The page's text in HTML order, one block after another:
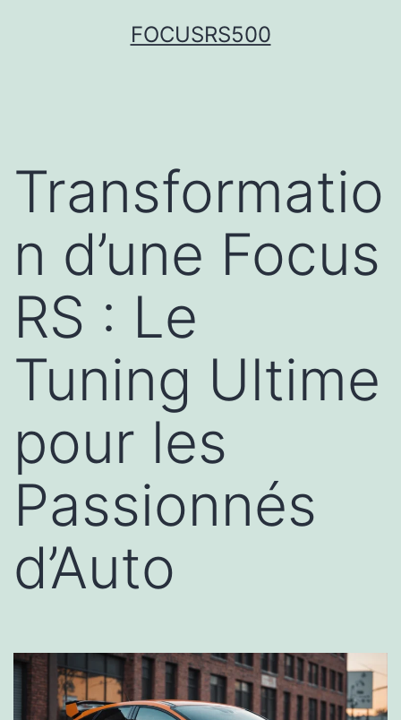
FOCUSRS500
Transformatio
n d’une Focus
RS : Le
Tuning Ultime
pour les
Passionnés
d’Auto